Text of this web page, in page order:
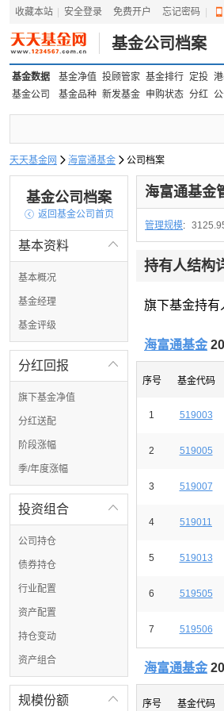
收藏本站 安全登录 免费开户 忘记密码
基金公司档案
基金数据 基金净值 投顾管家 基金排行 定投
基金公司
基金品种 新发基金 申购状态 分红
天天基金网  海富通基金  公司档案
基金公司档案
 返回基金公司首页

基本资料
基本概况
基金经理
基金评级

分红回报
旗下基金净值
分红送配
阶段涨幅
季/年度涨幅

投资组合
公司持仓
债券持仓
行业配置
资产配置
持仓变动
资产组合

规模份额
海富通基金
管理规模:
持有人结构
旗下基金持有
海富通基金
序号 基金代码
1 519003
2 519005
3 519007
4 519011
5 519013
6 519505
7 519506
海富通基金
序号 基金代码